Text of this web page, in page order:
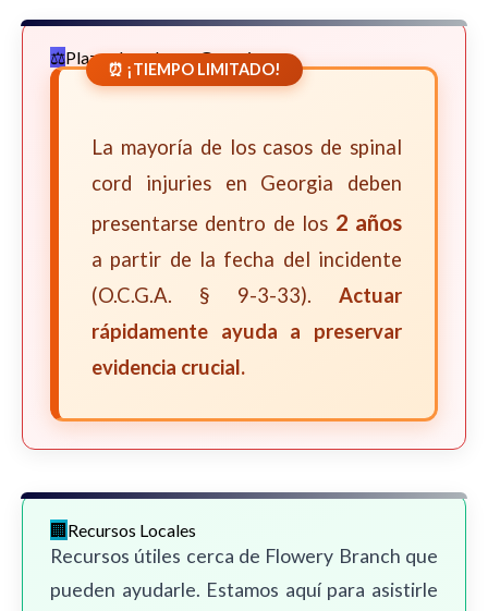
Plazos Legales en Georgia
⏰ ¡TIEMPO LIMITADO!
La mayoría de los casos de spinal
cord injuries en Georgia deben
presentarse dentro de los 2 años
a partir de la fecha del incidente
(O.C.G.A. § 9-3-33). Actuar
rápidamente ayuda a preservar
evidencia crucial.
Recursos Locales
Recursos útiles cerca de Flowery Branch que
pueden ayudarle. Estamos aquí para asistirle